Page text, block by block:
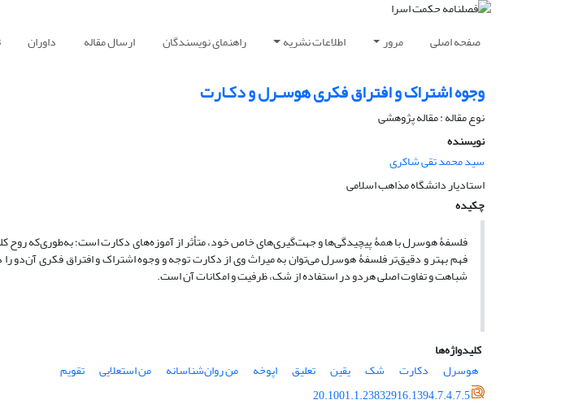
صفحه اصلی مرور اطلاعات نشریه راهنمای نویسندگان ارسال مقاله داوران
وجوه اشتراک و افتراق فکری هوسـرل و دکـارت
نوع مقاله : مقاله پژوهشی
نویسنده
سید محمد تقی شاکری
استادیار دانشگاه مذاهب اسلامی
چکیده
فلسفۀ هوسرل با همۀ پیچیدگی‌ها و جهت‌گیری‌های خاص خود، متأثر از آموزه‌های دکارت است؛ به‌طوری‌که روح
فهم بهتر و دقیق‌تر فلسفۀ هوسرل می‌توان به میراث وی از دکارت توجه و وجوه اشتراک و افتراق فکری
شباهت و تفاوت اصلی هردو در استفاده از شک، ظرفیت و امکانات آن است.
کلیدواژه‌ها
هوسرل
دکارت شک یقین تعلیق اپوخه من روان‌شناسانه من استعلایی
تقویم
20.1001.1.23832916.1394.7.4.7.5